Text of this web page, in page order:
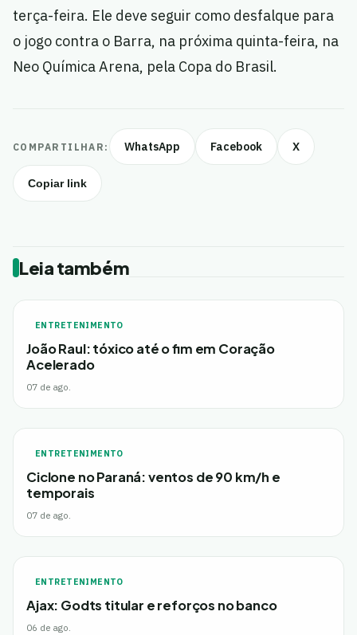
terça-feira. Ele deve seguir como desfalque para
o jogo contra o Barra, na próxima quinta-feira, na
Neo Química Arena, pela Copa do Brasil.
COMPARTILHAR: WhatsApp Facebook X
Copiar link
Leia também
ENTRETENIMENTO
João Raul: tóxico até o fim em Coração
Acelerado
07 de ago.
ENTRETENIMENTO
Ciclone no Paraná: ventos de 90 km/h e
temporais
07 de ago.
ENTRETENIMENTO
Ajax: Godts titular e reforços no banco
06 de ago.